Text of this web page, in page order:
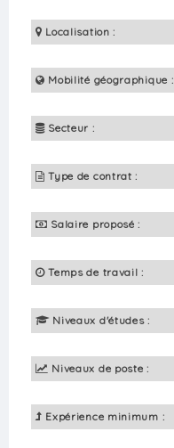
Localisation :
Mobilité géographique :
Secteur :
Type de contrat :
Salaire proposé :
Temps de travail :
Niveaux d'études :
Niveaux de poste :
Expérience minimum :